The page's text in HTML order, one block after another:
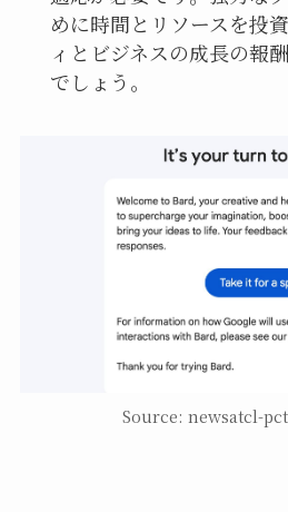
めに時間とリソースを投
ィとビジネスの成長の報
でしょう。
Source: newsatcl-